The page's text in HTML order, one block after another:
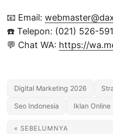
📧 Email:
☎️ Telepon: (021) 526-
💬 Chat WA: https://
Digital Marketing 2026
Seo Indonesia Iklan Online
« SEBELUMNYA